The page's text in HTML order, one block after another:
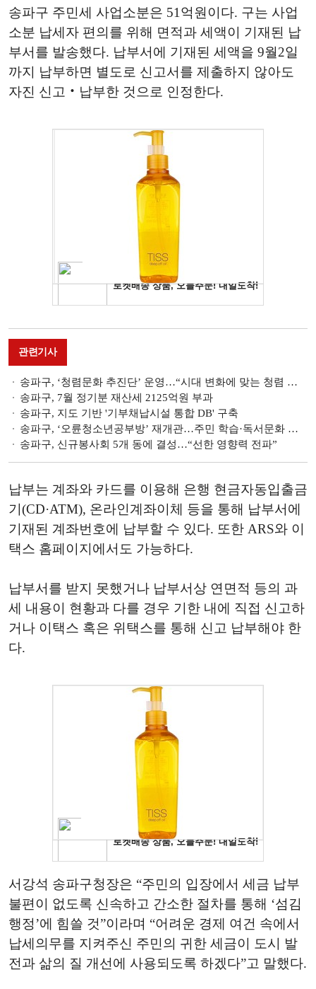
송파구 주민세 사업소분은 51 억원이다. 구는 사업
소분 납세자 편의를 위해 면적과 세액이 기재된 납
부서를 발송했다. 납부서에 기재된 세액을 9월2일
까지 납부하면 별도로 신고서를 제출하지 않아도
자진 신고‧납부한 것으로 인정한다.
관련기사
송파구, ‘청렴문화 추진단’ 운영…“시대 변화에 맞는 청렴 사업 발굴”
송파구, 7월 정기분 재산세 2125억원 부과
송파구, 지도 기반 '기부채납시설 통합 DB' 구축
송파구, ‘오륜청소년공부방’ 재개관…주민 학습·독서문화 장으로
송파구, 신규봉사회 5개 동에 결성…“선한 영향력 전파”
납부는 계좌와 카드를 이용해 은행 현금자동입출금
기(CD·ATM), 온라인계좌이체 등을 통해 납부서에
기재된 계좌번호에 납부할 수 있다. 또한 ARS와 이
택스 홈페이지에서도 가능하다.
납부서를 받지 못했거나 납부서상 연면적 등의 과
세 내용이 현황과 다를 경우 기한 내에 직접 신고하
거나 이택스 혹은 위택스를 통해 신고 납부해야 한
다.
서강석 송파구청장은 “주민의 입장에서 세금 납부
불편이 없도록 신속하고 간소한 절차를 통해 ‘섬김
행정’에 힘쓸 것”이라며 “어려운 경제 여건 속에서
납세의무를 지켜주신 주민의 귀한 세금이 도시 발
전과 삶의 질 개선에 사용되도록 하겠다”고 말했다.